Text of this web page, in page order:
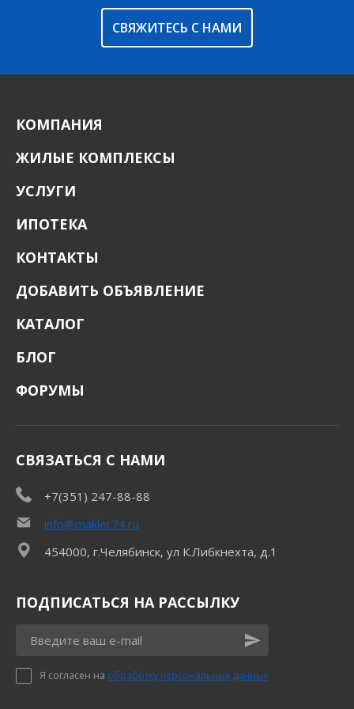
СВЯЖИТЕСЬ С НАМИ
КОМПАНИЯ
ЖИЛЫЕ КОМПЛЕКСЫ
УСЛУГИ
ИПОТЕКА
КОНТАКТЫ
ДОБАВИТЬ ОБЪЯВЛЕНИЕ
КАТАЛОГ
БЛОГ
ФОРУМЫ
СВЯЗАТЬСЯ С НАМИ
+7(351) 247-88-88
info@makler74.ru
454000, г.Челябинск, ул К.Либкнехта, д.1
ПОДПИСАТЬСЯ НА РАССЫЛКУ
Я согласен на обработку персональных данных